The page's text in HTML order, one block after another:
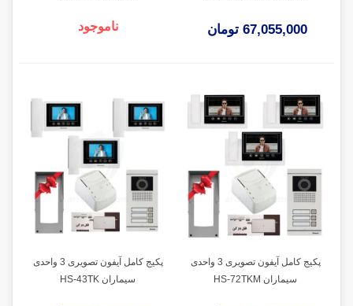
67,055,000 تومان ناموجود
پکیج کامل آیفون تصویری 3 واحدی
سیماران HS-72TKM
پکیج کامل آیفون تصویری 3 واحدی
سیماران HS-43TK